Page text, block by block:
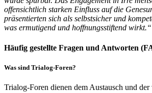
offensichtlich starken Einfluss auf die
präsentierten sich als selbstsicher und
was ermutigend und hoffnungsstiftend wirkt.“
Häufig gestellte Fragen und Antworten
Was sind Trialog-Foren?
Trialog-Foren dienen dem Austausch und der